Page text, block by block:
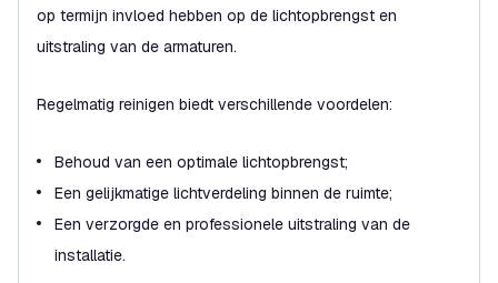
op termijn invloed hebben op de lichtopbrengst en
uitstraling van de armaturen.
Regelmatig reinigen biedt verschillende voordelen:
Behoud van een optimale lichtopbrengst;
Een gelijkmatige lichtverdeling binnen de ruimte;
Een verzorgde en professionele uitstraling van de
installatie.